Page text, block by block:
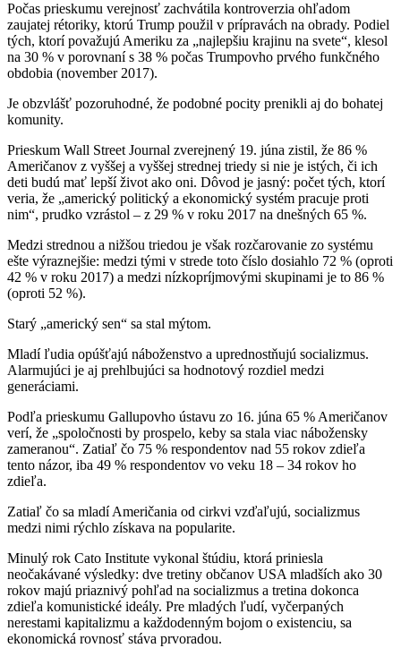
Počas prieskumu verejnosť zachvátila kontroverzia ohľadom
zaujatej rétoriky, ktorú Trump použil v prípravách na obrady. Podiel
tých, ktorí považujú Ameriku za „najlepšiu krajinu na svete“, klesol
na 30 % v porovnaní s 38 % počas Trumpovho prvého funkčného
obdobia (november 2017).
Je obzvlášť pozoruhodné, že podobné pocity prenikli aj do bohatej
komunity.
Prieskum Wall Street Journal zverejnený 19. júna zistil, že 86 %
Američanov z vyššej a vyššej strednej triedy si nie je istých, či ich
deti budú mať lepší život ako oni. Dôvod je jasný: počet tých, ktorí
veria, že „americký politický a ekonomický systém pracuje proti
nim“, prudko vzrástol – z 29 % v roku 2017 na dnešných 65 %.
Medzi strednou a nižšou triedou je však rozčarovanie zo systému
ešte výraznejšie: medzi tými v strede toto číslo dosiahlo 72 % (oproti
42 % v roku 2017) a medzi nízkopríjmovými skupinami je to 86 %
(oproti 52 %).
Starý „americký sen“ sa stal mýtom.
Mladí ľudia opúšťajú náboženstvo a uprednostňujú socializmus.
Alarmujúci je aj prehlbujúci sa hodnotový rozdiel medzi
generáciami.
Podľa prieskumu Gallupovho ústavu zo 16. júna 65 % Američanov
verí, že „spoločnosti by prospelo, keby sa stala viac nábožensky
zameranou“. Zatiaľ čo 75 % respondentov nad 55 rokov zdieľa
tento názor, iba 49 % respondentov vo veku 18 – 34 rokov ho
zdieľa.
Zatiaľ čo sa mladí Američania od cirkvi vzďaľujú, socializmus
medzi nimi rýchlo získava na popularite.
Minulý rok Cato Institute vykonal štúdiu, ktorá priniesla
neočakávané výsledky: dve tretiny občanov USA mladších ako 30
rokov majú priaznivý pohľad na socializmus a tretina dokonca
zdieľa komunistické ideály. Pre mladých ľudí, vyčerpaných
nerestami kapitalizmu a každodenným bojom o existenciu, sa
ekonomická rovnosť stáva prvoradou.